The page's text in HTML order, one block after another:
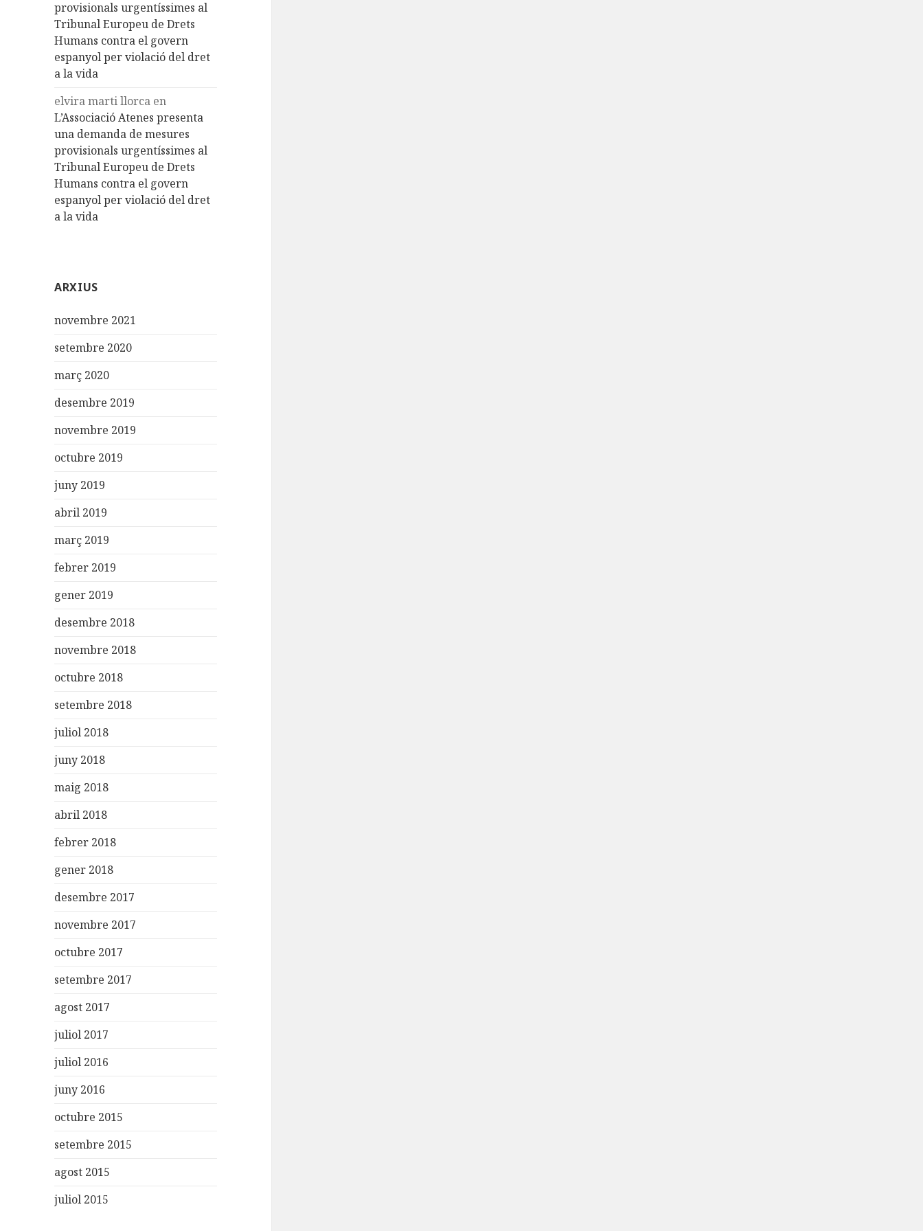
provisionals urgentíssimes al
Tribunal Europeu de Drets
Humans contra el govern
espanyol per violació del dret
a la vida
elvira marti llorca en
L’Associació Atenes presenta
una demanda de mesures
provisionals urgentíssimes al
Tribunal Europeu de Drets
Humans contra el govern
espanyol per violació del dret
a la vida
ARXIUS
novembre 2021
setembre 2020
març 2020
desembre 2019
novembre 2019
octubre 2019
juny 2019
abril 2019
març 2019
febrer 2019
gener 2019
desembre 2018
novembre 2018
octubre 2018
setembre 2018
juliol 2018
juny 2018
maig 2018
abril 2018
febrer 2018
gener 2018
desembre 2017
novembre 2017
octubre 2017
setembre 2017
agost 2017
juliol 2017
juliol 2016
juny 2016
octubre 2015
setembre 2015
agost 2015
juliol 2015